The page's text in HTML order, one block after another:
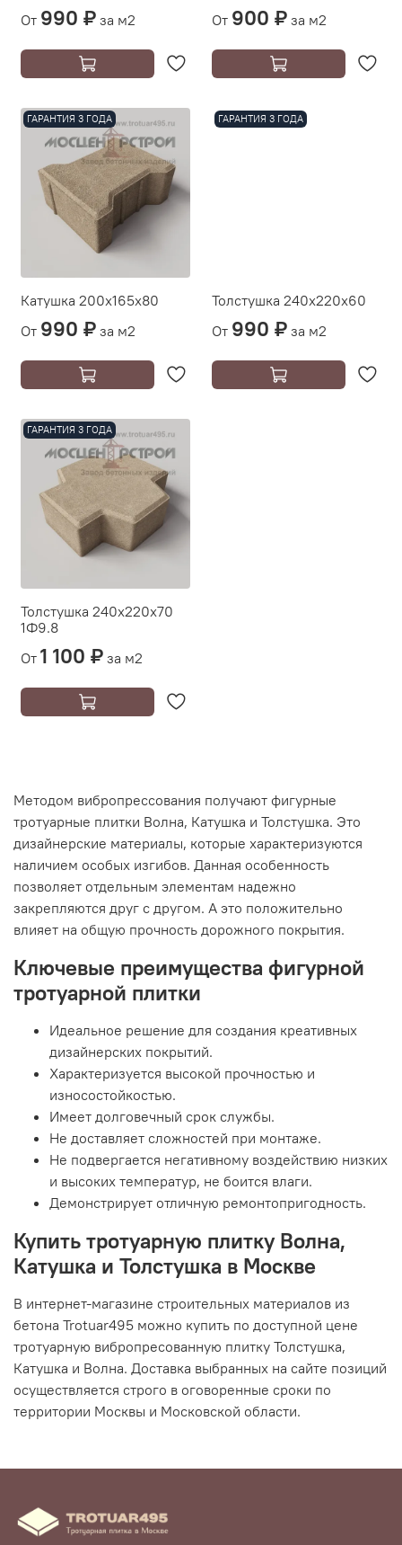
От 990 ₽ за м2
От 900 ₽ за м2
ГАРАНТИЯ 3 ГОДА
Катушка 200х165х80
От 990 ₽ за м2
ГАРАНТИЯ 3 ГОДА
Толстушка 240х220х60
От 990 ₽ за м2
ГАРАНТИЯ 3 ГОДА
Толстушка 240х220х70
1Ф9.8
От 1 100 ₽ за м2
Методом вибропрессования получают фигурные
тротуарные плитки Волна, Катушка и Толстушка. Это
дизайнерские материалы, которые характеризуются
наличием особых изгибов. Данная особенность
позволяет отдельным элементам надежно
закрепляются друг с другом. А это положительно
влияет на общую прочность дорожного покрытия.
Ключевые преимущества фигурной
тротуарной плитки
Идеальное решение для создания креативных
дизайнерских покрытий.
Характеризуется высокой прочностью и
износостойкостью.
Имеет долговечный срок службы.
Не доставляет сложностей при монтаже.
Не подвергается негативному воздействию низких
и высоких температур, не боится влаги.
Демонстрирует отличную ремонтопригодность.
Купить тротуарную плитку Волна,
Катушка и Толстушка в Москве
В интернет-магазине строительных материалов из
бетона Trotuar495 можно купить по доступной цене
тротуарную вибропресованную плитку Толстушка,
Катушка и Волна. Доставка выбранных на сайте позиций
осуществляется строго в оговоренные сроки по
территории Москвы и Московской области.